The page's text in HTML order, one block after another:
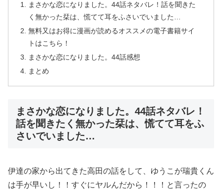
まさかな恋になりました。44話ネタバレ！話を聞きた
く無かった栞は、慌てて耳をふさいでいました…
無料又はお得に漫画が読めるオススメの電子書籍サイ
トはこちら！
まさかな恋になりました。44話感想
まとめ
まさかな恋になりました。44話ネタバレ！
話を聞きたく無かった栞は、慌てて耳をふ
さいでいました…
伊達の家から出てきた高田の話をして、ゆうこが瑞貴くん
は手が早いし！！すぐにヤルんだから！！！と言ったの